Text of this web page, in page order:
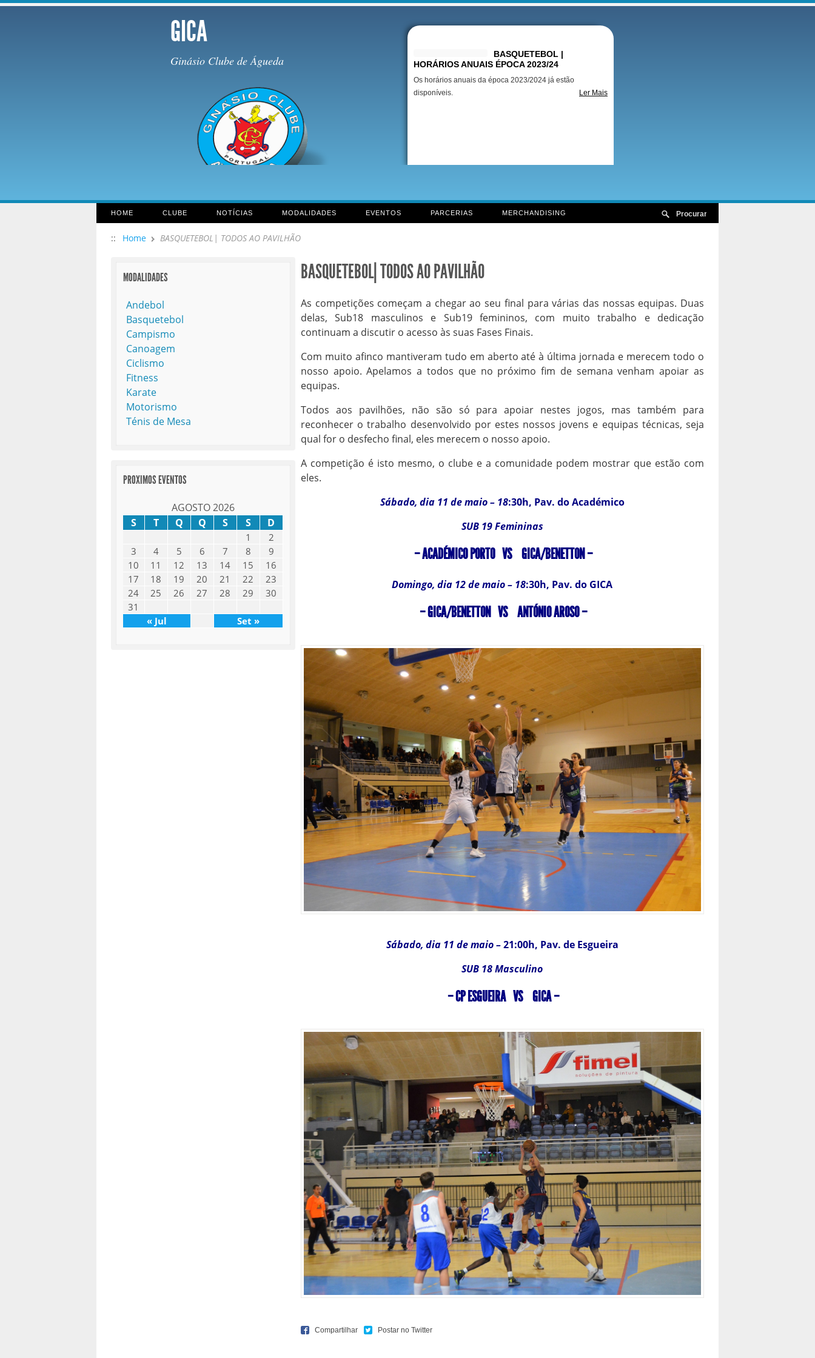
GICA
Ginásio Clube de Águeda
BASQUETEBOL |
HORÁRIOS ANUAIS ÉPOCA 2023/24
Os horários anuais da época 2023/2024 já estão
disponíveis.
Ler Mais
HOME CLUBE NOTÍCIAS MODALIDADES EVENTOS PARCERIAS MERCHANDISING
:: Home BASQUETEBOL| TODOS AO PAVILHÃO
BASQUETEBOL| TODOS AO PAVILHÃO
As competições começam a chegar ao seu final para várias das nossas equipas. Duas
delas, Sub18 masculinos e Sub19 femininos, com muito trabalho e dedicação
continuam a discutir o acesso às suas Fases Finais.
Com muito afinco mantiveram tudo em aberto até à última jornada e merecem todo o
nosso apoio. Apelamos a todos que no próximo fim de semana venham apoiar as
equipas.
Todos aos pavilhões, não são só para apoiar nestes jogos, mas também para
reconhecer o trabalho desenvolvido por estes nossos jovens e equipas técnicas, seja
qual for o desfecho final, eles merecem o nosso apoio.
A competição é isto mesmo, o clube e a comunidade podem mostrar que estão com
eles.
Sábado, dia 11 de maio – 18:30h, Pav. do Académico
SUB 19 Femininas
– ACADÉMICO PORTO VS GICA/BENETTON –
Domingo, dia 12 de maio – 18:30h, Pav. do GICA
– GICA/BENETTON VS ANTÓNIO AROSO –
Sábado, dia 11 de maio –21:00h, Pav. de Esgueira
SUB 18 Masculino
– CP ESGUEIRA VS GICA –
MODALIDADES
Andebol
Basquetebol
Campismo
Canoagem
Ciclismo
Fitness
Karate
Motorismo
Ténis de Mesa
PROXIMOS EVENTOS
AGOSTO 2026
S
T Q Q S S D
1
2
3
4 5 6 7 8
9
10
11 12 13 14 15
16
17
18 19 20 21 22
23
24
25 26 27 28 29
30
31
« Jul
Set »